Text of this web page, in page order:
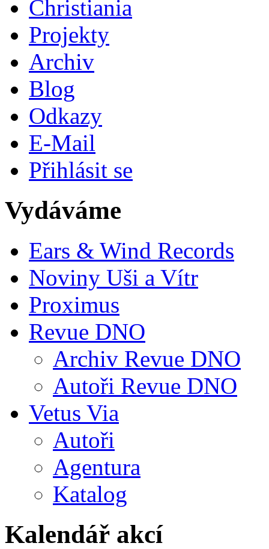
Christiania
Projekty
Archiv
Blog
Odkazy
E-Mail
Přihlásit se
Vydáváme
Ears & Wind Records
Noviny Uši a Vítr
Proximus
Revue DNO
Archiv Revue DNO
Autoři Revue DNO
Vetus Via
Autoři
Agentura
Katalog
Kalendář akcí